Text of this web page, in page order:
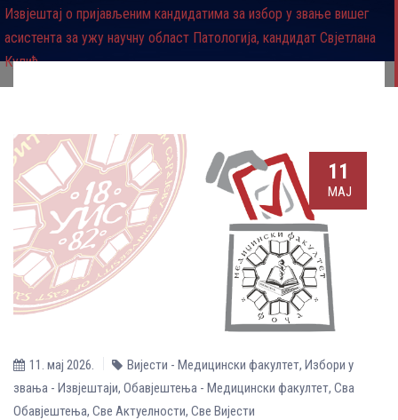
Извјештај о пријављеним кандидатима за избор у звање вишег
асистента за ужу научну област Патологија, кандидат Свјетлана
Кулић
11
МАЈ
11. мај 2026. Вијести - Медицински факултет, Избори у
звања - Извјештаји, Обавјештења - Медицински факултет, Сва
Обавјештења, Све Aктуелности, Све Вијести